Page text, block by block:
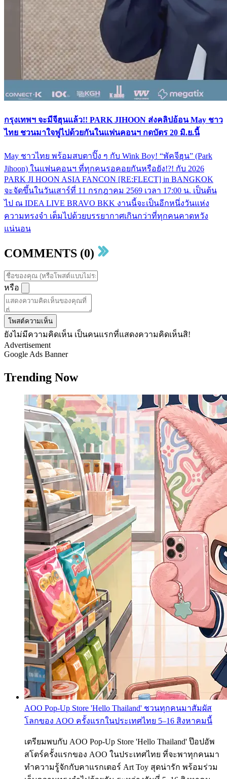
กรุงเทพฯ จะมีจีฮุนแล้ว!! PARK JIHOON ส่งคลิปอ้อน May ชาว
ไทย ชวนมาใจฟูไปด้วยกันในแฟนคอนฯ กดบัตร 20 มิ.ย.นี้
May ชาวไทย พร้อมสบตาปิ๊ง ๆ กับ Wink Boy! “พัคจีฮุน” (Park
Jihoon) ในแฟนคอนฯ ที่ทุกคนรอคอยกันหรือยัง!?! กับ 2026
PARK JI HOON ASIA FANCON [RE:FLECT] in BANGKOK
จะจัดขึ้นในวันเสาร์ที่ 11 กรกฎาคม 2569 เวลา 17:00 น. เป็นต้น
ไป ณ IDEA LIVE BRAVO BKK งานนี้จะเป็นอีกหนึ่งวันแห่ง
ความทรงจำ เต็มไปด้วยบรรยากาศเกินกว่าที่ทุกคนคาดหวัง
แน่นอน
COMMENTS (0)
หรือ
โพสต์ความเห็น
ยังไม่มีความคิดเห็น เป็นคนแรกที่แสดงความคิดเห็นสิ!
Advertisement
Google Ads Banner
Trending Now
AOO Pop-Up Store 'Hello Thailand' ชวนทุกคนมาสัมผัส
โลกของ AOO ครั้งแรกในประเทศไทย 5–16 สิงหาคมนี้
เตรียมพบกับ AOO Pop-Up Store 'Hello Thailand' ป๊อปอัพ
สโตร์ครั้งแรกของ AOO ในประเทศไทย ที่จะพาทุกคนมา
ทำความรู้จักกับคาแรกเตอร์ Art Toy สุดน่ารัก พร้อมร่วม